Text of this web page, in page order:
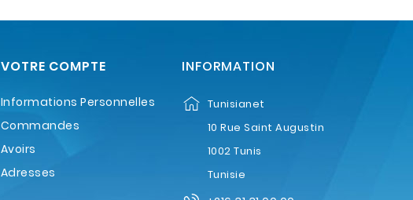
VOTRE COMPTE
Informations Personnelles
Commandes
Avoirs
Adresses
INFORMATION
Tunisianet
10 Rue Saint Augustin
1002 Tunis
Tunisie